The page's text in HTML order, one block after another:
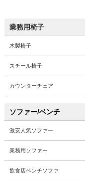
業務用椅子
木製椅子
スチール椅子
カウンターチェア
ソファー/ベンチ
激安人気ソファー
業務用ソファー
飲食店ベンチソファ